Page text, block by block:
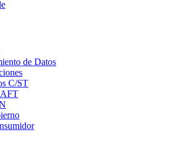
de Datos
in
C/ST
new
window
in
newin
Opens